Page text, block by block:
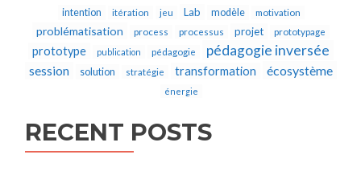
intention itération jeu Lab modèle motivation
problématisation process processus projet prototypage
prototype publication pédagogie pédagogie inversée
session solution stratégie transformation écosystème
énergie
RECENT POSTS